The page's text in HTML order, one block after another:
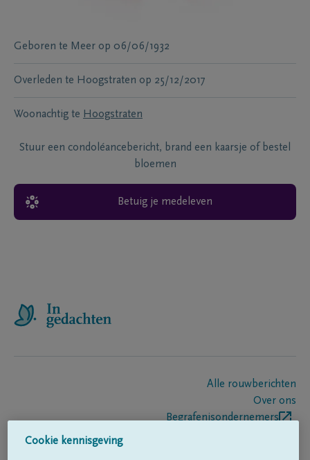
Geboren te Meer op 06/06/1932
Overleden te Hoogstraten op 25/12/2017
Woonachtig te Hoogstraten
Stuur een condoléancebericht, brand een kaarsje of bestel
bloemen
Betuig je medeleven
Alle rouwberichten
Over ons
Begrafenisondernemers
Cookie kennisgeving